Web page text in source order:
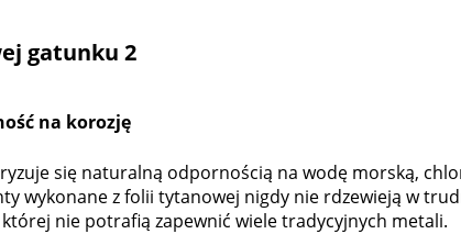
gatunku 2
na korozję
się naturalną odpornością na wodę morską,
wykonane z folii tytanowej nigdy nie rdzewieją w
nie potrafią zapewnić wiele tradycyjnych metali.